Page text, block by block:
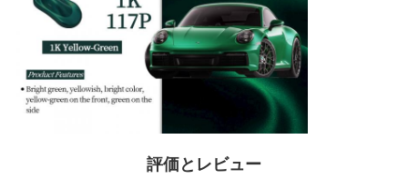
評価とレビュー